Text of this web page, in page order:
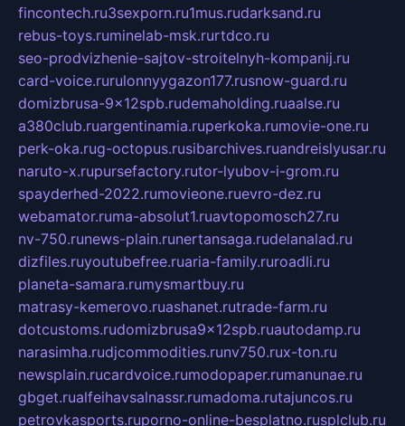
fincontech.ru3sexporn.ru1mus.rudarksand.ru
rebus-toys.ruminelab-msk.rurtdco.ru
seo-prodvizhenie-sajtov-stroitelnyh-kompanij.ru
card-voice.rurulonnyygazon177.rusnow-guard.ru
domizbrusa-9x12spb.rudemaholding.ruaalse.ru
a380club.ruargentinamia.ruperkoka.rumovie-one.ru
perk-oka.rug-octopus.rusibarchives.ruandreislyusar.ru
naruto-x.rupursefactory.rutor-lyubov-i-grom.ru
spayderhed-2022.rumovieone.ruevro-dez.ru
webamator.ruma-absolut1.ruavtopomosch27.ru
nv-750.runews-plain.runertansaga.rudelanalad.ru
dizfiles.ruyoutubefree.ruaria-family.ruroadli.ru
planeta-samara.rumysmartbuy.ru
matrasy-kemerovo.ruashanet.rutrade-farm.ru
dotcustoms.rudomizbrusa9x12spb.ruautodamp.ru
narasimha.rudjcommodities.runv750.rux-ton.ru
newsplain.rucardvoice.rumodopaper.rumanunae.ru
gbget.rualfeihavsalnassr.rumadoma.rutajuncos.ru
petrovkasports.ruporno-online-besplatno.rusplclub.ru